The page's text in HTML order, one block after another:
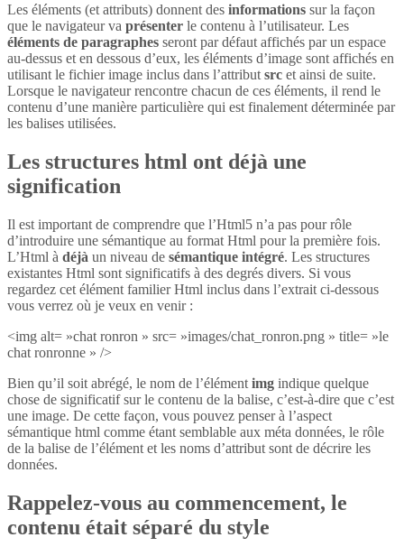
Les éléments (et attributs) donnent des informations sur la façon
que le navigateur va présenter le contenu à l’utilisateur. Les
éléments de paragraphes seront par défaut affichés par un espace
au-dessus et en dessous d’eux, les éléments d’image sont affichés en
utilisant le fichier image inclus dans l’attribut src et ainsi de suite.
Lorsque le navigateur rencontre chacun de ces éléments, il rend le
contenu d’une manière particulière qui est finalement déterminée par
les balises utilisées.
Les structures html ont déjà une
signification
Il est important de comprendre que l’Html5 n’a pas pour rôle
d’introduire une sémantique au format Html pour la première fois.
L’Html à déjà un niveau de sémantique intégré. Les structures
existantes Html sont significatifs à des degrés divers. Si vous
regardez cet élément familier Html inclus dans l’extrait ci-dessous
vous verrez où je veux en venir :
<img alt= »chat ronron » src= »images/chat_ronron.png » title= »le
chat ronronne » />
Bien qu’il soit abrégé, le nom de l’élément img indique quelque
chose de significatif sur le contenu de la balise, c’est-à-dire que c’est
une image. De cette façon, vous pouvez penser à l’aspect
sémantique html comme étant semblable aux méta données, le rôle
de la balise de l’élément et les noms d’attribut sont de décrire les
données.
Rappelez-vous au commencement, le
contenu était séparé du style